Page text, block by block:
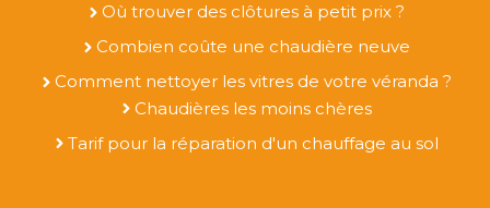
Où trouver des clôtures à petit prix ?
Combien coûte une chaudière neuve
Comment nettoyer les vitres de votre véranda ?
Chaudières les moins chères
Tarif pour la réparation d'un chauffage au sol